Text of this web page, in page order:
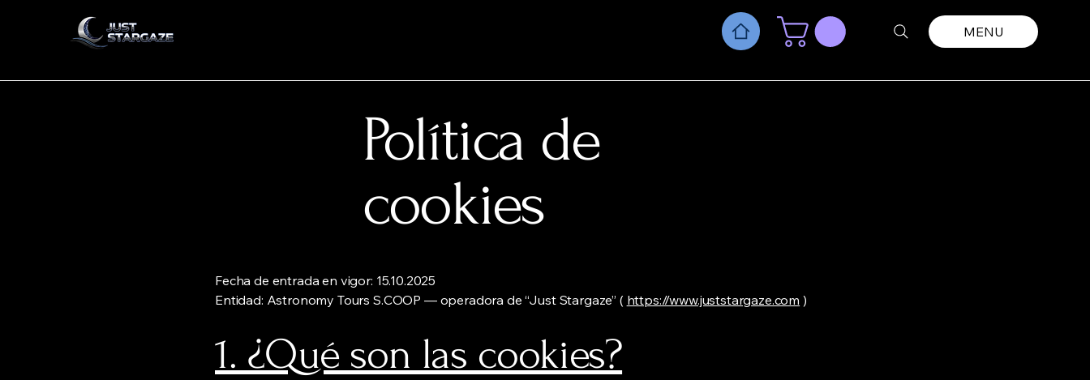
MENU
Política de
cookies
Fecha de entrada en vigor: 15.10.2025
Entidad: Astronomy Tours S.COOP — operadora de “Just Stargaze” ( https://www.juststargaze.com )
1. ¿Qué son las cookies?